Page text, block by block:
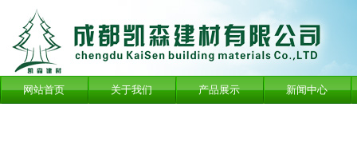
网站首页 关于我们 产品展示 新闻中心